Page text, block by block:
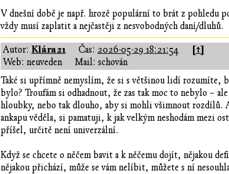
V dnešní době je např. hrozě populární to brát z pohledu
vždy musí zaplatit a nejčastěji z nesvobodných daní/dluhů.
Autor:Klára21 Čas: 2026-05-29 18:21:54 [↑]
Web: neuveden
Mail: schován
Také si upřímně nemyslím, že si s většinou lidí rozumíte,
bylo? Troufám si odhadnout, že zas tak moc to nebylo –
hloubky, nebo tak dlouho, aby si mohli všimnout rozdílů.
ankapu věděla, si pamatuji, k jak velkým neshodám mezi
příšel, určitě není univerzální.
Když se chcete o něčem bavit a k něčemu dojít, nějakou
nějakou přichází, může se vám nelíbit, můžete s ní